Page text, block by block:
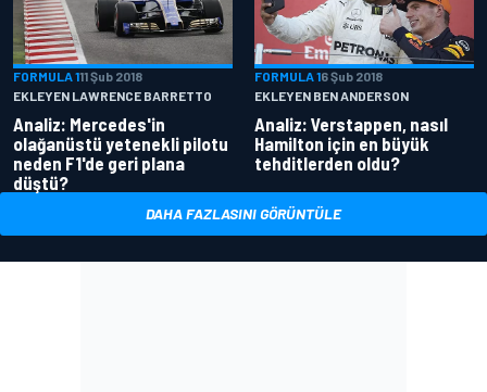
FORMULA 111 Şub 2018
EKLEYEN LAWRENCE BARRETTO
Analiz: Mercedes'in
olağanüstü yetenekli pilotu
neden F1'de geri plana
düştü?
FORMULA 16 Şub 2018
EKLEYEN BEN ANDERSON
Analiz: Verstappen, nasıl
Hamilton için en büyük
tehditlerden oldu?
DAHA FAZLASINI GÖRÜNTÜLE